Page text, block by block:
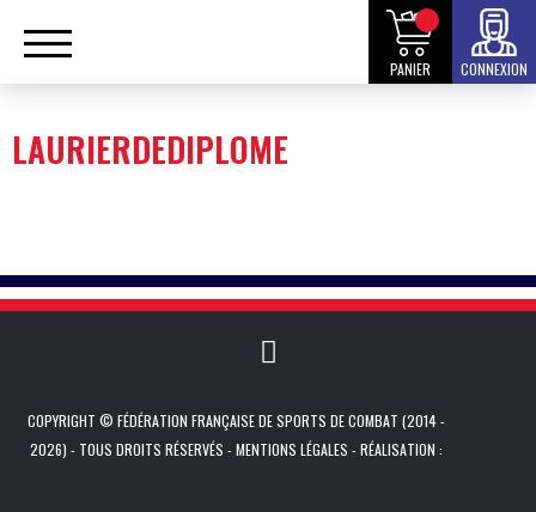
PANIER CONNEXION
LAURIERDEDIPLOME
COPYRIGHT © FÉDÉRATION FRANÇAISE DE SPORTS DE COMBAT (2014 -
2026) - TOUS DROITS RÉSERVÉS -MENTIONS LÉGALES - RÉALISATION :